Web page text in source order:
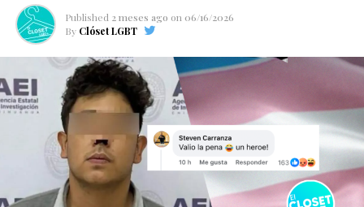
Published 2 meses ago on 06/16/2026
By Clóset LGBT